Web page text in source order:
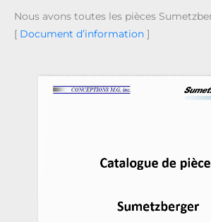
Nous avons toutes les pièces
[ Document d’information ]